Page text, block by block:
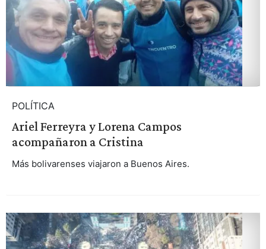
POLÍTICA
Ariel Ferreyra y Lorena Campos
acompañaron a Cristina
Más bolivarenses viajaron a Buenos Aires.